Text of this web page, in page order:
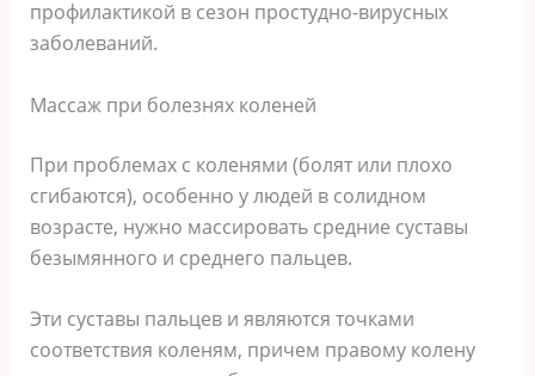
профилактикой в сезон простудно-вирусных
заболеваний.
Массаж при болезнях коленей
При проблемах с коленями (болят или плохо
сгибаются), особенно у людей в солидном
возрасте, нужно массировать средние суставы
безымянного и среднего пальцев.
Эти суставы пальцев и являются точками
соответствия коленям, причем правому колену